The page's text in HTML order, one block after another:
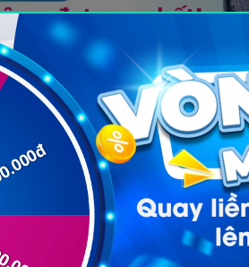
phẩm
một nhóm hợp chất thực
biệt. Bảng dưới đây trình
khoáng chất thường gặp,